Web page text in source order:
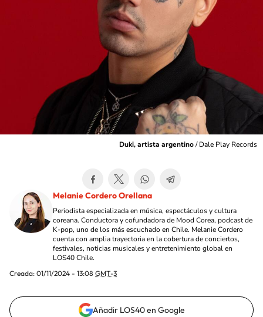
Duki, artista argentino/Dale Play Records
Melanie Cordero Orellana
Periodista especializada en música, espectáculos y cultura
coreana. Conductora y cofundadora de Mood Corea, podcast de
K-pop, uno de los más escuchado en Chile. Melanie Cordero
cuenta con amplia trayectoria en la cobertura de conciertos,
festivales, noticias musicales y entretenimiento global en
LOS40 Chile.
Creada: 01/11/2024 - 13:08 GMT-3
Añadir LOS40 en Google